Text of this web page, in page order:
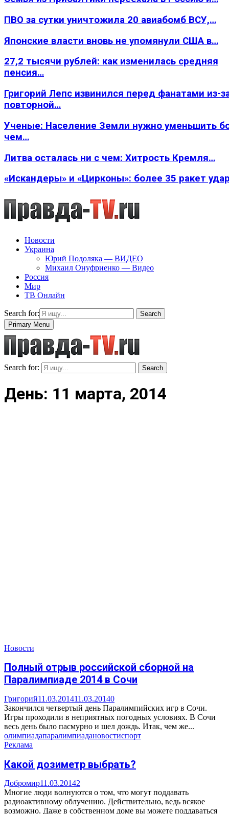
ПВО за сутки уничтожила 20 авиабомб ВСУ,…
Японские власти вновь не упомянули США в…
27,2 тысячи рублей: как изменилась средняя
пенсия…
Григорий Лепс извинился перед фанатами из-
повторной…
Ученые: Население Земли нужно уменьшить
чем…
Литва осталась ни с чем: Хитрость Кремля…
«Искандеры» и «Цирконы»: более 35 ракет
Новости
Украина
Юрий Подоляка — ВИДЕО
Михаил Онуфриенко — Видео
Россия
Мир
ТВ Онлайн
Search for:
Search
Primary Menu
Search for: Search
День: 11 марта, 2014
Новости
Полный отрыв российской сборной на
Паралимпиаде 2014 в Сочи
Григорий11.03.201411.03.20140
Закончился четвертый день Паралимпийских игр в Сочи.
Игры проходили в неприятных погодных условиях. В Сочи
весь день было пасмурно и шел дождь. Итак, чем же...
олимпиадапаралимпиадановостиспорт
Реклама
Какой дозиметр выбрать?
Добромир11.03.20142
Многие люди волнуются о том, что могут поддавать
радиоактивному облучению. Действительно, ведь всякое
возможно. Даже в собственном доме вы можете поддаваться